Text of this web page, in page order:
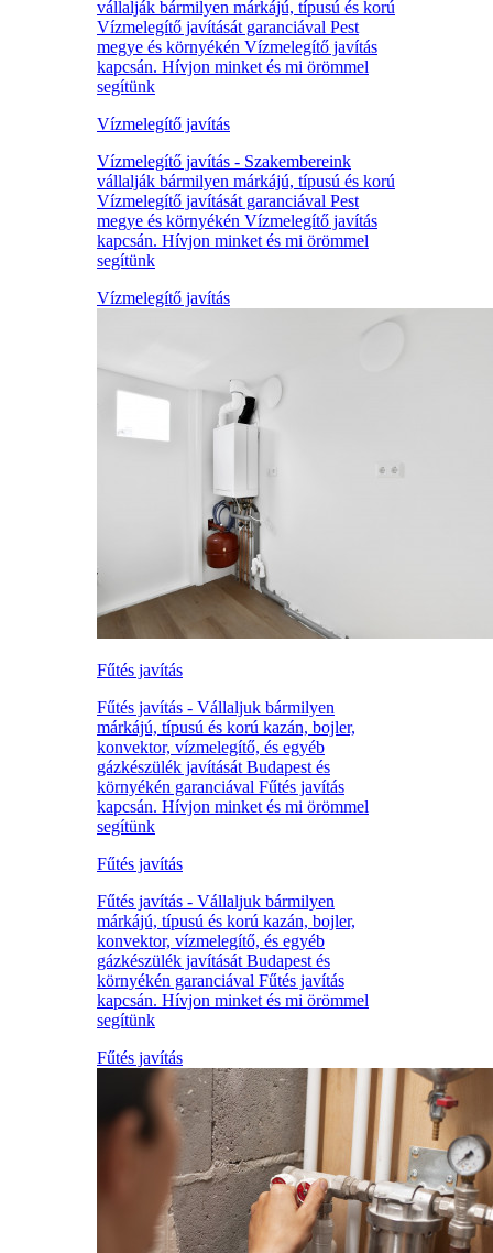
vállalják bármilyen márkájú, típusú és korú
Vízmelegítő javítását garanciával Pest
megye és környékén Vízmelegítő javítás
kapcsán. Hívjon minket és mi örömmel
segítünk
Vízmelegítő javítás
Vízmelegítő javítás - Szakembereink
vállalják bármilyen márkájú, típusú és korú
Vízmelegítő javítását garanciával Pest
megye és környékén Vízmelegítő javítás
kapcsán. Hívjon minket és mi örömmel
segítünk
Vízmelegítő javítás
Fűtés javítás
Fűtés javítás - Vállaljuk bármilyen
márkájú, típusú és korú kazán, bojler,
konvektor, vízmelegítő, és egyéb
gázkészülék javítását Budapest és
környékén garanciával Fűtés javítás
kapcsán. Hívjon minket és mi örömmel
segítünk
Fűtés javítás
Fűtés javítás - Vállaljuk bármilyen
márkájú, típusú és korú kazán, bojler,
konvektor, vízmelegítő, és egyéb
gázkészülék javítását Budapest és
környékén garanciával Fűtés javítás
kapcsán. Hívjon minket és mi örömmel
segítünk
Fűtés javítás